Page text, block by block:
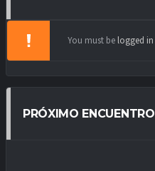
You must be logged in
PRÓXIMO ENCUENTRO